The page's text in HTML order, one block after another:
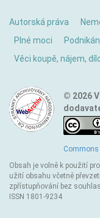
Autorská práva
Plné moci
Věci koupě, nájem,
© 2026
Commons
Obsah je volně k použití
užití obsahu včetně
zpřístupňování bez
ISSN 1801-9234